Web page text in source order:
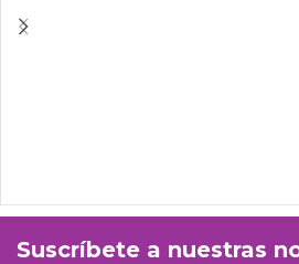
Suscríbete a nuestras